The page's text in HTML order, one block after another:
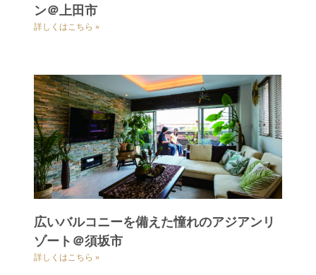
ン＠上田市
詳しくはこちら »
広いバルコニーを備えた憧れのアジアンリ
ゾート＠須坂市
詳しくはこちら »